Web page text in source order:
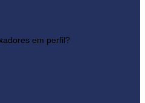
em perfil?